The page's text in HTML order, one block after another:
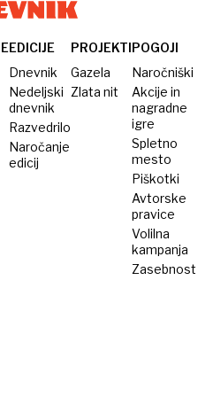
EDICIJE
Dnevnik
Nedeljski
dnevnik
Razvedrilo
Naročanje
edicij
PROJEKTI
Gazela
Zlata nit
POGOJI
Naročniški
Akcije in
nagradne
igre
Spletno
mesto
Piškotki
Avtorske
pravice
Volilna
kampanja
Zasebnost